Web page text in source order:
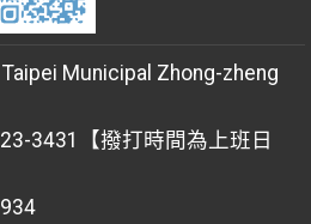
Municipal Zhong-zheng
3431【撥打時間為上班日